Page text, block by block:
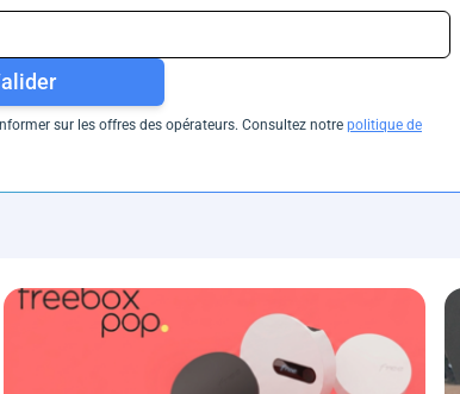
sur les offres des opérateurs. Consultez notre politique de